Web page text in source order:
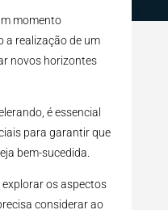
momento
a realização de um
novos horizontes
é essencial
para garantir que
bem-sucedida.
os aspectos
considerar ao